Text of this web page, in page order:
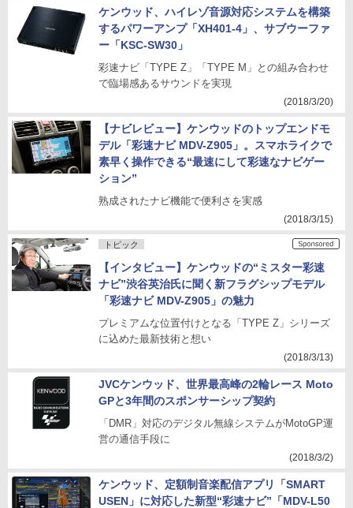
ケンウッド、ハイレゾ音源対応システムを構築
するパワーアンプ「XH401-4」、サブウーファ
ー「KSC-SW30」
彩速ナビ「TYPE Z」「TYPE M」との組み合わせ
で臨場感あるサウンドを実現
(2018/3/20)
【ナビレビュー】ケンウッドのトップエンドモ
デル「彩速ナビ MDV-Z905」。スマホライクで
素早く操作できる“最速にして彩速なナビゲー
ション”
熟成されたナビ機能で便利さを実感
(2018/3/15)
トピック
【インタビュー】ケンウッドの“ミスター彩速
ナビ”渋谷英治氏に聞く新フラグシップモデル
「彩速ナビ MDV-Z905」の魅力
プレミアムな位置付けとなる「TYPE Z」シリーズ
に込めた最新技術と想い
(2018/3/13)
JVCケンウッド、世界最高峰の2輪レース Moto
GPと3年間のスポンサーシップ契約
「DMR」対応のデジタル無線システムがMotoGP運
営の通信手段に
(2018/3/2)
ケンウッド、定額制音楽配信アプリ「SMART
USEN」に対応した新型“彩速ナビ”「MDV-L50